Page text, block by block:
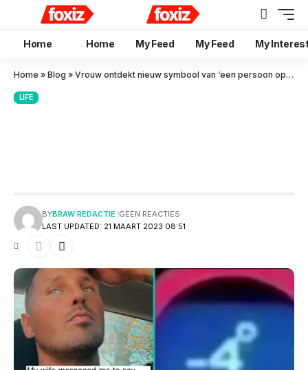
Home Home My Feed My Feed My
Home » Blog » Vrouw ontdekt nieuw symbool van ‘een persoon op toilet’ op dashboard auto!
LIFE
LAST UPDATED: 21 MAART 2023 08:51
BYBRAW REDACTIE GEEN REACTIES